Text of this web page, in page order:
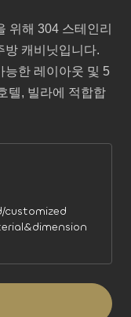
위해 304 스테인리
방 캐비닛입니다.
능한 레이아웃 및 5
텔, 빌라에 적합합
customized